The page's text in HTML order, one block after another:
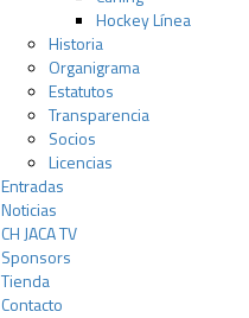
Hockey Línea
Historia
Organigrama
Estatutos
Transparencia
Socios
Licencias
Entradas
Noticias
CH JACA TV
Sponsors
Tienda
Contacto